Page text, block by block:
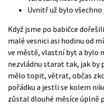
Uvnitř už bylo
Když jsme po babičce
malé vesnici asi hodinu od
ve městě, vlastní byt a bylo
nezvládnu starat tak, jak by
mělo topit, větrat, občas
pořádku a jestli se kolem
zůstal dlouhé měsíce úplně